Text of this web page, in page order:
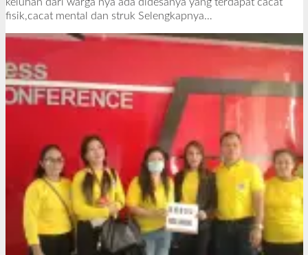
e
k
s
fisik,cacat mental dan struk Selengkapnya…